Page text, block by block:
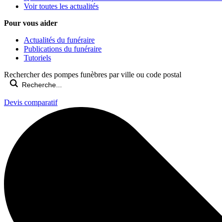
Voir toutes les actualités
Pour vous aider
Actualités du funéraire
Publications du funéraire
Tutoriels
Rechercher des pompes funèbres par ville ou code postal
Devis comparatif